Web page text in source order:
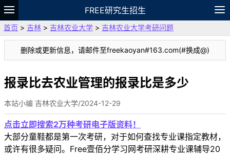
FREE研究生招生
题库
故事 专题 APP 笔记
论坛
VIP
资料
首页 > 吉林 > 吉林农业大学 > 吉林农业大学考研问题
删除或更新信息，请邮件至freekaoyan#163.com(#换成@)
报录比去农业管理的报录比是多少
本站小编 吉林农业大学/2024-12-29
点击立即搜索2万种考研电子版资料！
大部分童鞋都是第一次考研，对于如何查找专业课指定教材，
或许有很多疑问。Free壹佰分学习网考研深耕专业课辅导20